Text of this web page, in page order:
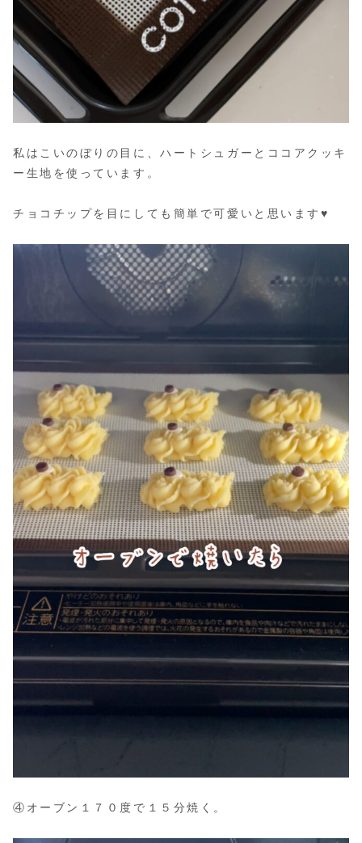
私はこいのぼりの目に、ハートシュガーとココアクッキ
ー生地を使っています。
チョコチップを目にしても簡単で可愛いと思います♥
④オーブン１７０度で１５分焼く。